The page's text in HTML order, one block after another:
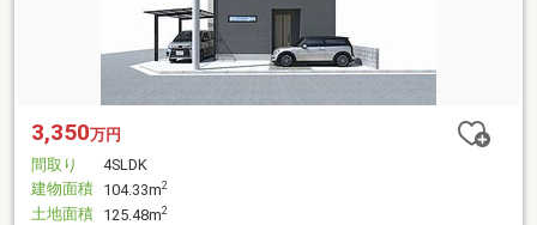
3,350万円
間取り
4SLDK
建物面積 104.33m2
土地面積 125.48m2